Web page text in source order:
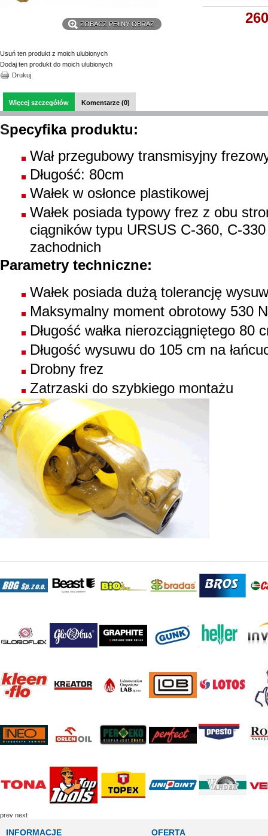
ZOBACZ PEŁNY OBRAZ
Usuń ten produkt z moich ulubionych
Dodaj ten produkt do moich ulubionych
Drukuj
Więcej szczegółów Komentarze (0)
Specyfika produktu:
Wał przegubowy transmisyjny
Długość: 80cm
Wałek w osłonce plastikowej
Wałek posiada typowy frez z obu
ciągników typu URSUS C-360, C-
zachodnich
Parametry techniczne:
Wałek posiada dużą tolerancję
Maksymalny moment obrotowy 530
Długość wałka nierozciągniętego 80
Długość wysuwu do 105 cm na
Drobny frez
Zatrzaski do szybkiego montażu
prev next
INFORMACJE OFERTA